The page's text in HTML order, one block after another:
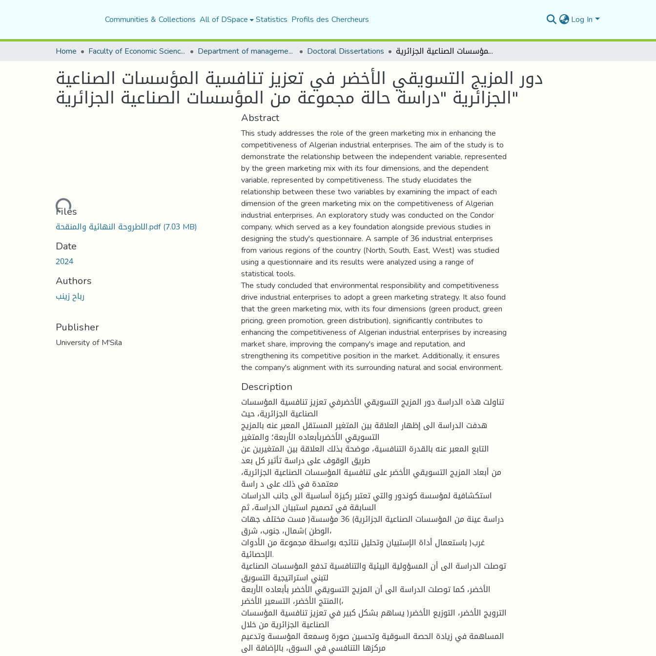
Communities & Collections All of DSpace Statistics Profils des Chercheurs Log In
Home Faculty of Economic Sciences, Commerce and Management Sciences Department of management sciences Doctoral Dissertations دور المزيج التسويقي الأخضر في تعزيز تنافسية المؤسسات الصناعية الجزائرية "دراسة حالة مجموعة من المؤسسات الصناعية الجزائرية"
دور المزيج التسويقي الأخضر في تعزيز تنافسية المؤسسات الصناعية
الجزائرية "دراسة حالة مجموعة من المؤسسات الصناعية الجزائرية"
Loading...
Files
الاطروحة النهائية والمنقحة.pdf(7.03 MB)
Date
2024
Authors
رباح زينب
Publisher
University of M'Sila
Abstract
This study addresses the role of the green marketing mix in enhancing the
competitiveness of Algerian industrial enterprises. The aim of the study is to
demonstrate the relationship between the independent variable, represented
by the green marketing mix with its four dimensions, and the dependent
variable, represented by competitiveness. The study elucidates the
relationship between these two variables by examining the impact of each
dimension of the green marketing mix on the competitiveness of Algerian
industrial enterprises. An exploratory study was conducted on the Condor
company, which served as a key foundation alongside previous studies in
designing the study's questionnaire. A sample of 36 industrial enterprises
from various regions of the country (North, South, East, West) was studied
using a questionnaire and its results were analyzed using a range of
statistical tools.
The study concluded that environmental responsibility and competitiveness
drive industrial enterprises to adopt a green marketing strategy. It also found
that the green marketing mix, with its four dimensions (green product, green
pricing, green promotion, green distribution), significantly contributes to
enhancing the competitiveness of Algerian industrial enterprises by increasing
market share, improving the company's image and reputation, and
strengthening its competitive position in the market. Additionally, it ensures
the company's alignment with its surrounding natural and social environment.
Description
تناولت هذه الدراسة دور المزيج التسويقي الأخضرفي تعزيز تنافسية المؤسسات
الصناعية الجزائرية، حيث
هدفت الدراسة الى إظهار العلاقة بين المتغير المستقل المعبر عنه بالمزيج
التسويقي الأخضربأبعاده الأربعة؛ والمتغير
التابع المعبر عنه بالقدرة التنافسية، موضحة بذلك العلاقة بين المتغيرين عن
طريق الوقوف على دراسة تأثير كل بعد
من أبعاد المزيج التسويقي الأخضر على تنافسية المؤسسات الصناعية الجزائرية،
معتمدة في ذلك على د راسة
استكشافية لمؤسسة كوندور والتي تعتبر ركيزة أساسية الى جانب الدراسات
السابقة في تصميم استبيان الدراسة، ثم
دراسة عينة من المؤسسات الصناعية الجزائرية) 36 مؤسسة( مست مختلف جهات
الوطن )شمال، جنوب، شرق،
غرب( باستعمال أداة الإستبيان وتحليل نتائجه بواسطة مجموعة من الأدوات
الإحصائية.
توصلت الدراسة الى أن المسؤولية البيئية والتنافسية تدفع المؤسسات الصناعية
لتبني استراتيجية التسويق
الأخضر، كما توصلت الدراسة الى أن المزيج التسويقي الأخضر بأبعاده الأربعة
)المنتج الأخضر، التسعير الأخضر،
الترويج الأخضر، التوزيع الأخضر( يساهم بشكل كبير في تعزيز تنافسية المؤسسات
الصناعية الجزائرية من خلال
المساهمة في زيادة الحصة السوقية وتحسين صورة وسمعة المؤسسة وتدعيم
مركزها التنافسي في السوق، بالإضافة الى